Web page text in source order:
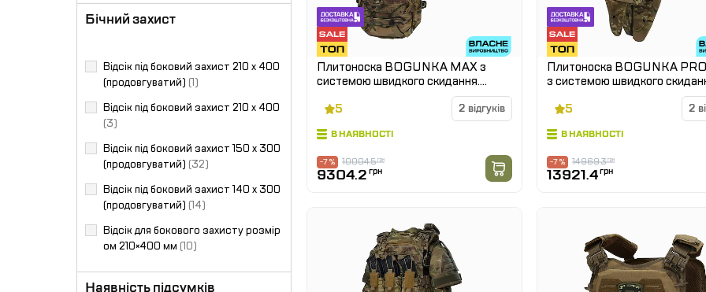
Бічний захист
Відсік під боковий захист 210 х 400
(продовгуватий) (1)
Відсік під боковий захист 210 х 400
(3)
Відсік під боковий захист 150 х 300
(продовгуватий) (32)
Відсік під боковий захист 140 х 300
(продовгуватий) (14)
Відсік для бокового захисту розмір
ом 210×400 мм (10)
Наявність підсумків
Плитоноска BOGUNKA MAX з
системою швидкого скидання.
5
2 відгуків
В НАЯВНОСТІ
10004.5грн
-7 %
9304.2 грн
Плитоноска BOGUNKA
з системою швидкого
5
2
В НАЯВНОСТІ
14969.3грн
-7 %
13921.4грн